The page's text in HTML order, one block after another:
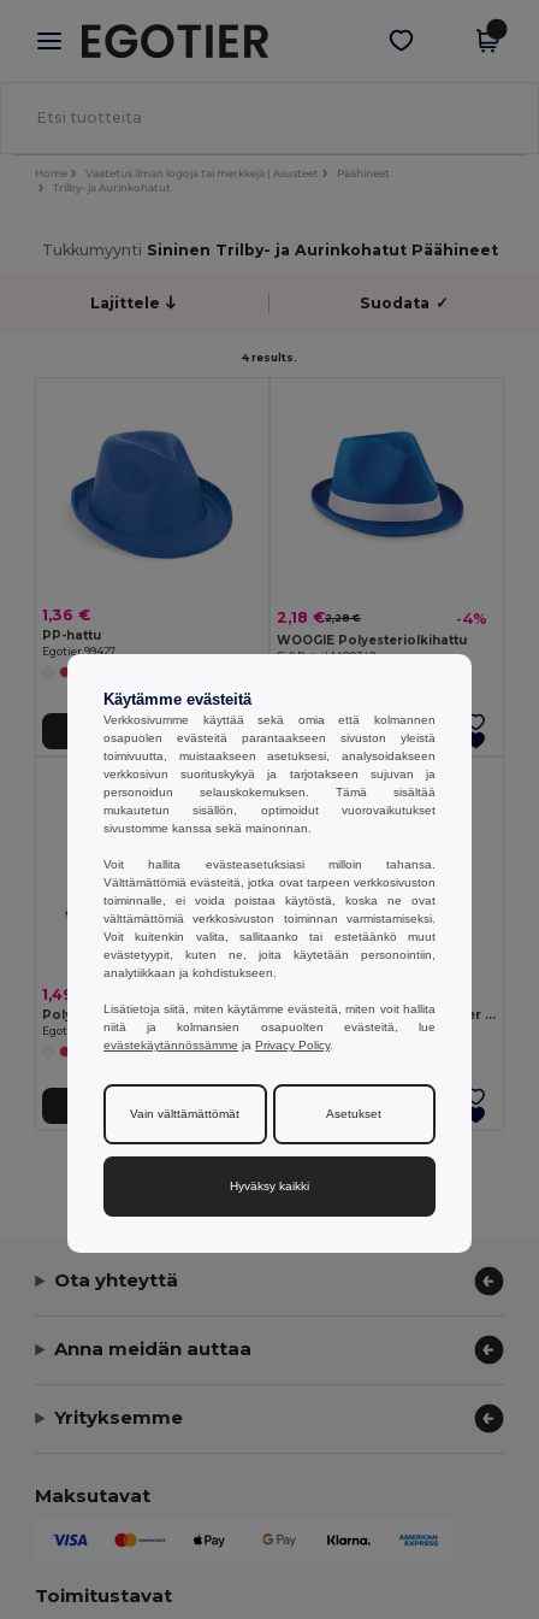
× Egotier-sovellus
Paremmat hinnat appissa!
Hae sovellus
Home Vaatetus ilman logoja tai merkkejä | Asusteet
Päähineet
Trilby- ja Aurinkohatut
Tukkumyynti Sininen Trilby- ja Aurinkohatut Päähineet
Lajittele Suodata ✓
4 results.
1,36 €
PP-hattu
Egotier 99427
2,18 €2,28 € -4%
WOOGIE Polyesteriolkihattu
GiftRetail MO9342
1,49 €
Polyesteri panama
Egotier 99453
Panama in recycled polyester (100% rPET) for rainy days
Egotier 99167
Ota yhteyttä
Anna meidän auttaa
Yrityksemme
Maksutavat
Toimitustavat
Käytämme evästeitä
Verkkosivumme käyttää sekä omia että kolmannen
osapuolen evästeitä parantaakseen sivuston yleistä
toimivuutta, muistaakseen asetuksesi, analysoidakseen
verkkosivun suorituskykyä ja tarjotakseen sujuvan ja
personoidun selauskokemuksen. Tämä sisältää
mukautetun sisällön, optimoidut vuorovaikutukset
sivustomme kanssa sekä mainonnan.
Voit hallita evästeasetuksiasi milloin tahansa.
Välttämättömiä evästeitä, jotka ovat tarpeen verkkosivuston
toiminnalle, ei voida poistaa käytöstä, koska ne ovat
välttämättömiä verkkosivuston toiminnan varmistamiseksi.
Voit kuitenkin valita, sallitaanko tai estetäänkö muut
evästetyypit, kuten ne, joita käytetään personointiin,
analytiikkaan ja kohdistukseen.
Lisätietoja siitä, miten käytämme evästeitä, miten voit hallita
niitä ja kolmansien osapuolten evästeitä, lue
evästekäytännössämme ja Privacy Policy.
Vain välttämättömät Asetukset
Hyväksy kaikki